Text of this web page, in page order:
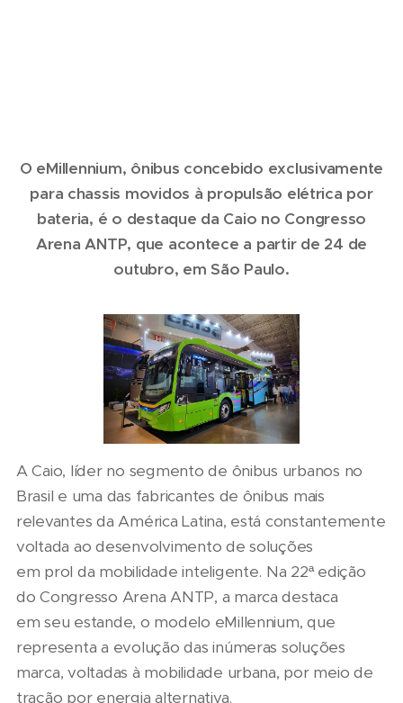
O eMillennium, ônibus concebido exclusivamente
para chassis movidos à propulsão elétrica por
bateria, é o destaque da Caio no Congresso
Arena ANTP, que acontece a partir de 24 de
outubro, em São Paulo.
A Caio, líder no segmento de ônibus urbanos no
Brasil e uma das fabricantes de ônibus mais
relevantes da América Latina, está constantemente
voltada ao desenvolvimento de soluções
em prol da mobilidade inteligente. Na 22ª edição
do Congresso Arena ANTP, a marca destaca
em seu estande, o modelo eMillennium, que
representa a evolução das inúmeras soluções
marca, voltadas à mobilidade urbana, por meio de
tração por energia alternativa.